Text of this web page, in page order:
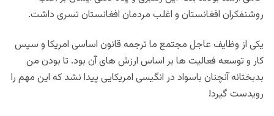
روشنفکران افغانستان و اغلب مردمان افغانستان تسری داشت.
یکی از وظایف عاجل مجتمع ما ترجمه قانون اساسی امریکا و سپس
کار و توسعه فعالیت ها بر اساس ارزش های آن بود. تا بودن من
بدبختانه آنچنان باسواد در انگیسی امریکایی پیدا نشد که این مهم را
رویدست گیرد!